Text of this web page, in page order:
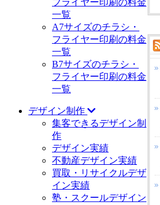
一覧
A7サイズのチラシ・
フライヤー印刷の料金
一覧
B7サイズのチラシ・
フライヤー印刷の料金
一覧
デザイン制作
集客できるデザイン制
作
デザイン実績
不動産デザイン実績
買取・リサイクルデザ
イン実績
塾・スクールデザイン